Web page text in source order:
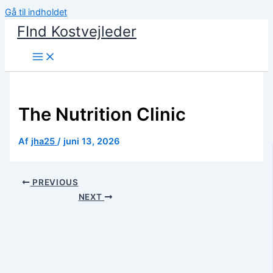
Gå til indholdet
FInd Kostvejleder
The Nutrition Clinic
Af jha25/ juni 13, 2026
PREVIOUS
NEXT